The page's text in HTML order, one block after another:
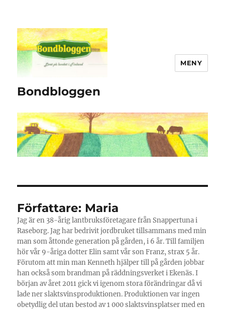
Bondbloggen
MENY
Författare: Maria
Jag är en 38-årig lantbruksföretagare från Snappertuna i
Raseborg. Jag har bedrivit jordbruket tillsammans med min
man som åttonde generation på gården, i 6 år. Till familjen
hör vår 9-åriga dotter Elin samt vår son Franz, strax 5 år.
Förutom att min man Kenneth hjälper till på gården jobbar
han också som brandman på räddningsverket i Ekenäs. I
början av året 2011 gick vi igenom stora förändringar då vi
lade ner slaktsvinsproduktionen. Produktionen var ingen
obetydlig del utan bestod av 1 000 slaktsvinsplatser med en